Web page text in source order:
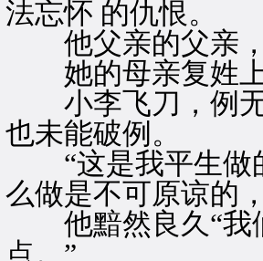
法忘怀 的仇恨。
他父亲的父亲，
她的母亲复姓上
小李飞刀，例无
也未能破例。
“这是我平生做的
么做是不可原谅的
他黯然良久“我
点。”